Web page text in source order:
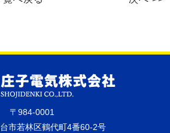
〒984-0001
市若林区鶴代町4番60-2号